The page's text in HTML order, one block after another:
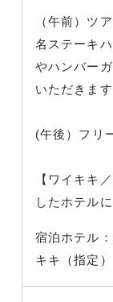
（午前）ツ
名ステーキ
やハンバー
いただきます
(午後）フリ
【ワイキキ
したホテル
宿泊ホテル
キキ（指定）